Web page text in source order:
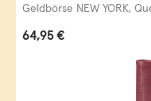
Geldbörse NEW YORK,
Regulärer Preis:
64,95 €